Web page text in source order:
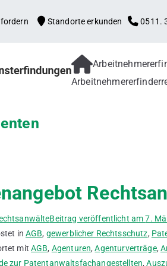
Standorte erkunden 0511.
Beitrag veröffentlicht am7.
inAGB, gewerblicher Rechtsschutz,
mitAGB, Agenturen,Agenturverträge,
zur Patentanwaltsfachangestellten,